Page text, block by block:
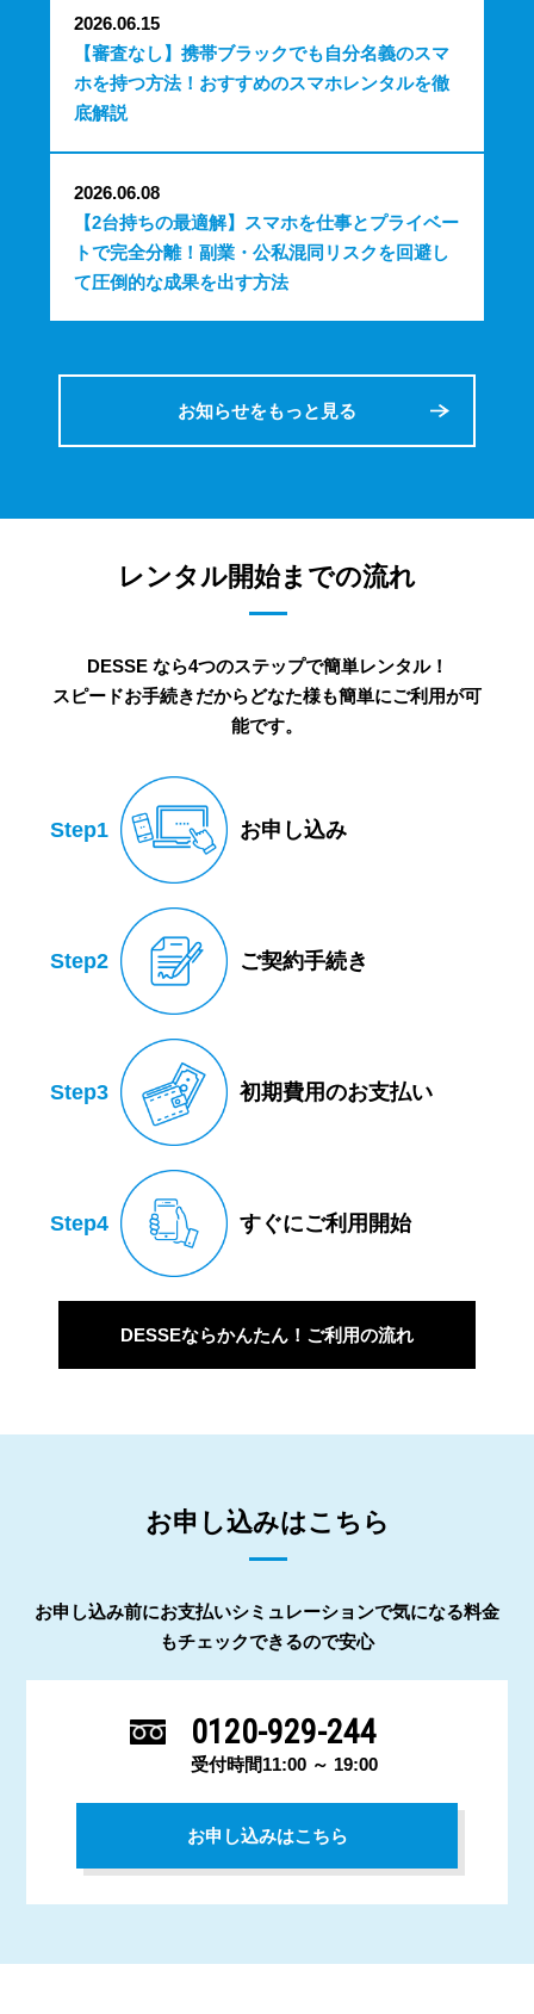
2026.06.15
【審査なし】携帯ブラックでも自分名義のスマ
ホを持つ方法！おすすめのスマホレンタルを徹
底解説
2026.06.08
【2台持ちの最適解】スマホを仕事とプライベー
トで完全分離！副業・公私混同リスクを回避し
て圧倒的な成果を出す方法
お知らせをもっと見る
レンタル開始までの流れ
DESSE なら4つのステップで簡単レンタル！
スピードお手続きだからどなた様も簡単にご利用が可
能です。
Step1 お申し込み
Step2 ご契約手続き
Step3 初期費用のお支払い
Step4 すぐにご利用開始
DESSEならかんたん！ご利用の流れ
お申し込みはこちら
お申し込み前にお支払いシミュレーションで気になる料金
もチェックできるので安心
0120-929-244
受付時間11:00 ～ 19:00
お申し込みはこちら